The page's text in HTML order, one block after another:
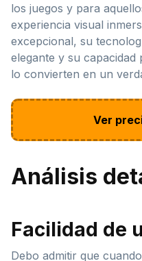
los juegos y para
experiencia visual
excepcional, su
elegante y su
lo convierten en un
Ver
Análisis
Facilidad de
Debo admitir que